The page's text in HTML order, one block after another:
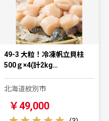
49-3 大粒！冷凍帆立貝柱
500ｇ×4(計2kg…
北海道紋別市
￥49,000